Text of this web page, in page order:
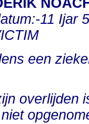
11 Ijar
een
overlijden